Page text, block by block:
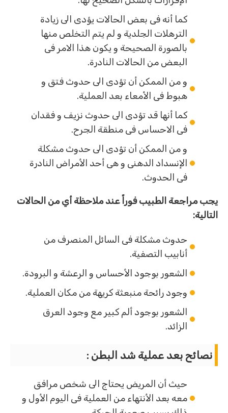
كما أنه فى بعض الحالات يؤدى الى زيادة
الترهلات الجلدية و لم يتم التخلص منها
بالصورة الصحيحة و يكون هذا الامر فى
البعض من الحالات النادرة.
و من الممكن أن تؤدى الى حدوث فتق و
هبوط فى الأمعاء بعد العملية.
كما أنها قد تؤدى الى حدوث نزيف و فقدان
فى الاحساس فى منطقة الجرح.
و من الممكن أن تؤدى الى حدوث مشكلة
الإنسداد الدهنى و هى أحد الأمراض النادرة
فى الحدوث.
يجب مراجعة الطبيب فوراً عند ملاحظة أي من الحالات
التالية:
حدوث مشكلة فى السائل المنصرف من
أنابيب التصفية.
الشعور بوجود الأحساس و الرعشة و البرودة.
وجود رائحة منبعثة كريهة من مكان العملية.
الشعور بوجود ألم كبير مع وجود العرق
الزائد.
نصائح بعد عملية شد البطن :
حيث أن المريض يحتاج الى شخص مرافق
معه بعد الأنتهاء من العملية فى اليوم الأول و